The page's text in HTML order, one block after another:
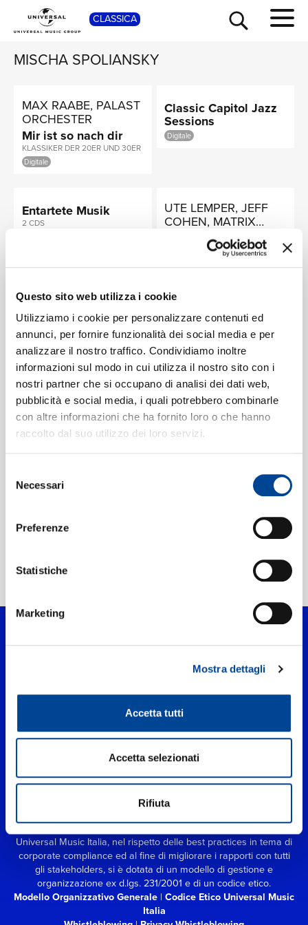
Questo sito web utilizza i cookie
Utilizziamo i cookie per personalizzare contenuti ed
annunci, per fornire funzionalità dei social media e per
analizzare il nostro traffico. Condividiamo inoltre
informazioni sul modo in cui utilizza il nostro sito con i
nostri partner che si occupano di analisi dei dati web,
pubblicità e social media, i quali potrebbero combinarle
con altre informazioni che ha fornito loro o che hanno
raccolto dal suo utilizzo dei loro servizi.
delNecessari
Preferenze
Statistiche
Marketing
Mostra dettagli
Accetta tutti
Accetta selezionati
Rifiuta
CLASSICA
MISCHA SPOLIANSKY
MAX RAABE, PALAST
ORCHESTER
Mir ist so nach dir
KLASSIKER DER 20ER UND 30ER
Digitale
Classic Capitol Jazz
Sessions
Digitale
Entartete Musik
2 CDS
UTE LEMPER, JEFF
COHEN, MATRIX
ENSEMBLE
Ute Lemper - Berlin
Cabaret Songs
FRITZ WUNDERLICH
Ob blond, ob braun
ich liebe alle Frau'n
Digitale
FRITZ WUNDERLICH
The Magic of Fritz
Wunderlich
Digitale
UTE LEMPER, JEFF
COHEN, MATRIX
ENSEMBLE
FRITZ WUNDERLICH
Fritz Wunderlich
sings
UNIVERSAL MUSIC ITALIA s.r.l. (Società con unico socio) | Via
Nervesa, 21 - 20139 Milano
P.IVA IT03802730154 Iscritta al REA di Milano con il numero
interamente versato.
Universal Music Italia, nel rispetto delle best practices in tema di
corporate compliance ed al fine di migliorare i rapporti con tutti
gli stakeholders,si è dotata di un modello di gestione e
organizzazione ex d.lgs. 231/2001 e di un codice etico.
Modello Organizzativo Generale | Codice Etico Universal Music
Italia
SHOP
TOUR
NEWS
RICERCA
CHI SIAMO
CONTATTI